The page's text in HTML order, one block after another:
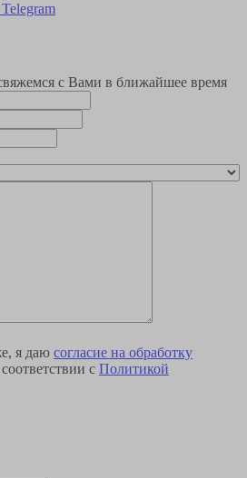
с Вами в ближайшее время
я даю согласие на обработку
с Политикой